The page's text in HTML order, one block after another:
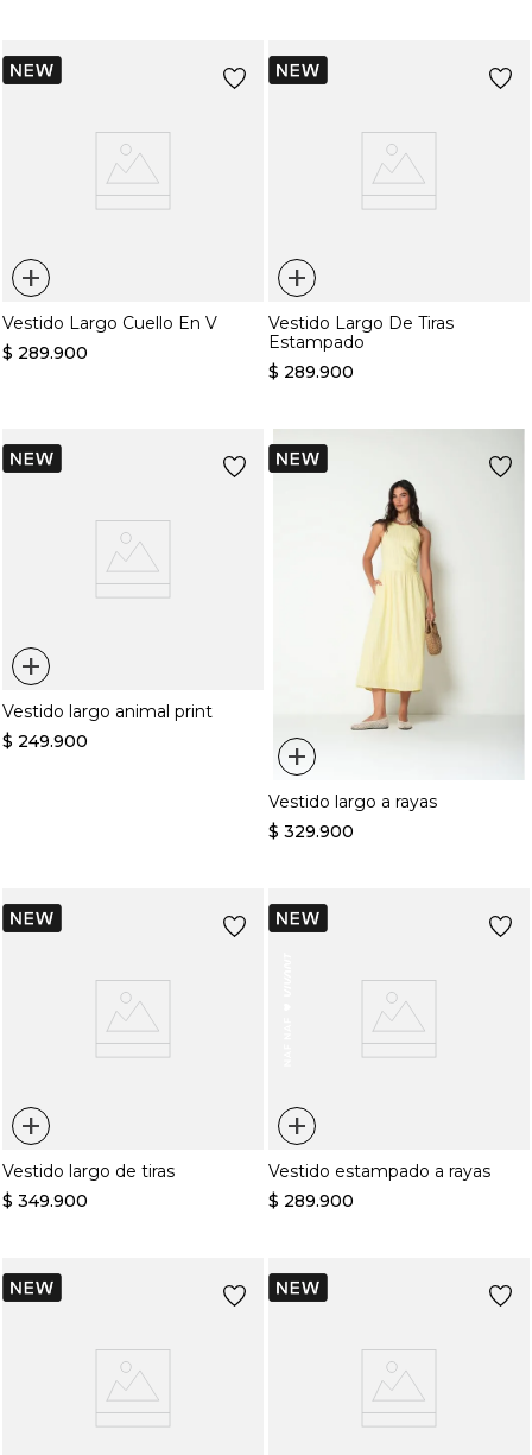
+
Vestido Largo Cuello En V
$ 289.900
+
Vestido Largo De Tiras
Estampado
$ 289.900
+
Vestido largo animal print
$ 249.900 +
Vestido largo a rayas
$ 329.900
+
Vestido largo de tiras
$ 349.900
+
Vestido estampado a rayas
$ 289.900